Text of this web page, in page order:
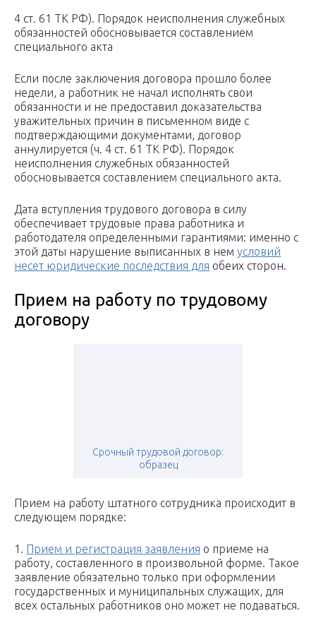
4 ст. 61 ТК РФ). Порядок неисполнения служебных
обязанностей обосновывается составлением
специального акта
Если после заключения договора прошло более
недели, а работник не начал исполнять свои
обязанности и не предоставил доказательства
уважительных причин в письменном виде с
подтверждающими документами, договор
аннулируется (ч. 4 ст. 61 ТК РФ). Порядок
неисполнения служебных обязанностей
обосновывается составлением специального акта.
Дата вступления трудового договора в силу
обеспечивает трудовые права работника и
работодателя определенными гарантиями: именно с
этой даты нарушение выписанных в нем условий
несет юридические последствия для обеих сторон.
Прием на работу по трудовому
договору
Срочный трудовой договор:
образец
Прием на работу штатного сотрудника происходит в
следующем порядке:
1. Прием и регистрация заявления о приеме на
работу, составленного в произвольной форме. Такое
заявление обязательно только при оформлении
государственных и муниципальных служащих, для
всех остальных работников оно может не подаваться.